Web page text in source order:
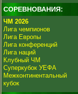
СОРЕВНОВАНИЯ:
ЧМ 2026
Лига чемпионов
Лига Европы
Лига конференций
Лига наций
Клубный ЧМ
Суперкубок УЕФА
Межконтинентальный
кубок